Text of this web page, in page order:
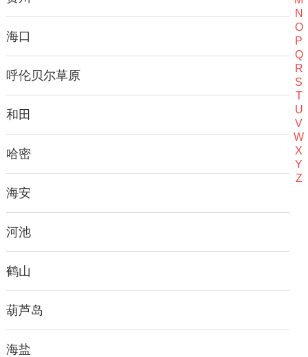
海口
呼伦贝尔草原
和田
哈密
海安
河池
鹤山
葫芦岛
海盐
N
O
P
Q
R
S
T
U
V
W
X
Y
Z